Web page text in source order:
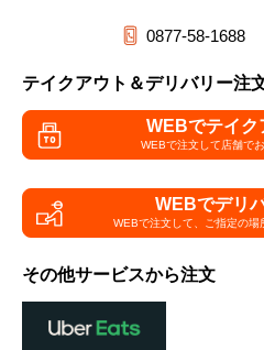
0877-58-1688
テイクアウト＆デリバリー注
WEBでテイク
WEBで注文して店舗で
WEBでデリ
WEBで注文して、 ご指定の場
その他サービスから注文